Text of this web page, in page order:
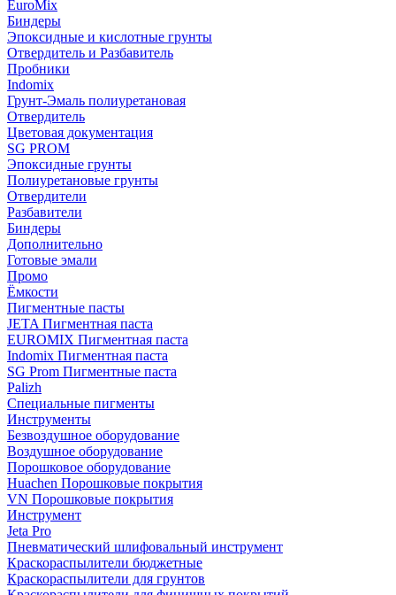
EuroMix
Биндеры
Эпоксидные и кислотные грунты
Отвердитель и Разбавитель
Пробники
Indomix
Грунт-Эмаль полиуретановая
Отвердитель
Цветовая документация
SG PROM
Эпоксидные грунты
Полиуретановые грунты
Отвердители
Разбавители
Биндеры
Дополнительно
Готовые эмали
Промо
Ёмкости
Пигментные пасты
JETA Пигментная паста
EUROMIX Пигментная паста
Indomix Пигментная паста
SG Prom Пигментные паста
Palizh
Специальные пигменты
Инструменты
Безвоздушное оборудование
Воздушное оборудование
Порошковое оборудование
Huachen Порошковые покрытия
VN Порошковые покрытия
Инструмент
Jeta Pro
Пневматический шлифовальный инструмент
Краскораспылители бюджетные
Краскораспылители для грунтов